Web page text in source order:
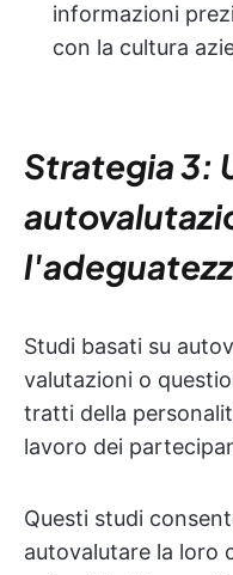
informazioni
con la cultura
Strategia 3:
Studi basati su
valutazioni o
tratti della
lavoro dei
Questi studi
autovalutare la loro